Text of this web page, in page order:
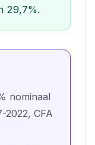
29,7%.
nominaal
2022, CFA